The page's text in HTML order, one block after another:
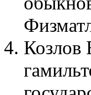
Козлов